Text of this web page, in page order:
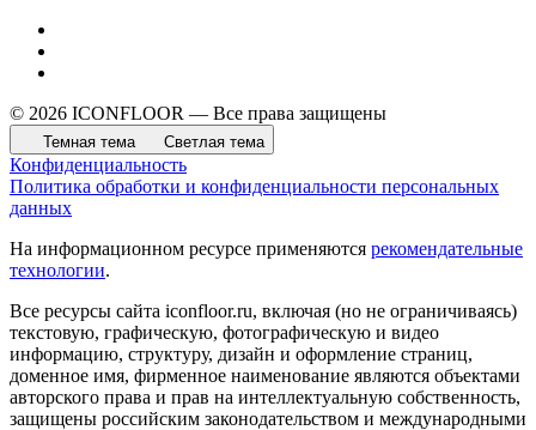
© 2026 ICONFLOOR — Все права защищены
Темная тема Светлая тема
Конфиденциальность
Политика обработки и конфиденциальности персональных
данных
На информационном ресурсе применяются рекомендательные
технологии.
Все ресурсы сайта iconfloor.ru, включая (но не ограничиваясь)
текстовую, графическую, фотографическую и видео
информацию, структуру, дизайн и оформление страниц,
доменное имя, фирменное наименование являются объектами
авторского права и прав на интеллектуальную собственность,
защищены российским законодательством и международными